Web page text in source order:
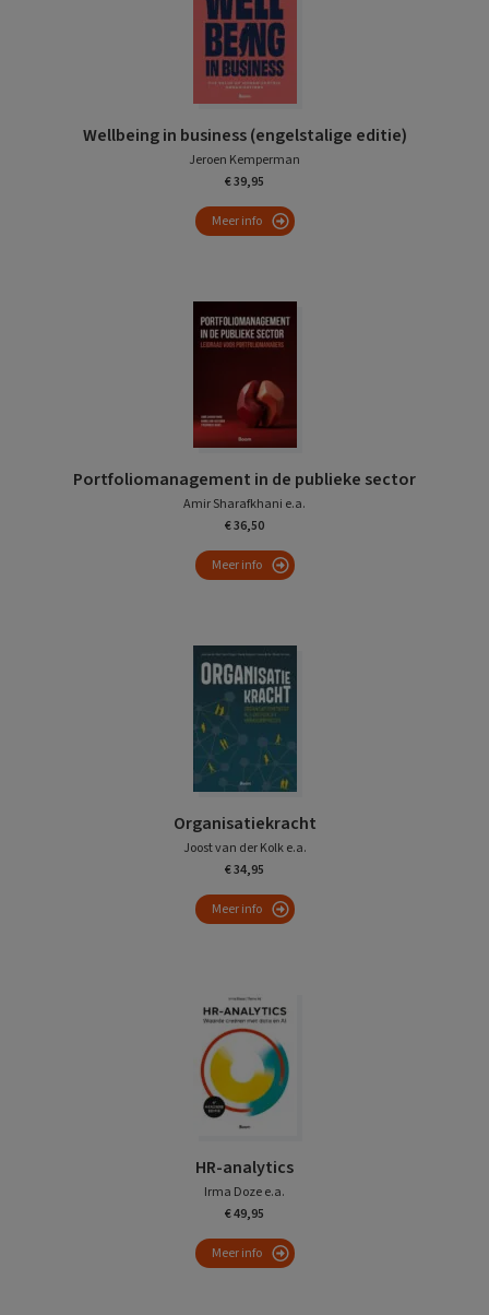
Wellbeing in business (engelstalige editie)
Jeroen Kemperman
€ 39,95
Meer info
Portfoliomanagement in de publieke sector
Amir Sharafkhani e.a.
€ 36,50
Meer info
Organisatiekracht
Joost van der Kolk e.a.
€ 34,95
Meer info
HR-analytics
Irma Doze e.a.
€ 49,95
Meer info